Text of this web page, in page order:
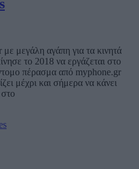
μεγάλη αγάπη για τα κινητά
το 2018 να εργάζεται στο
πέρασμα από myphone.gr
μέχρι και σήμερα να κάνει